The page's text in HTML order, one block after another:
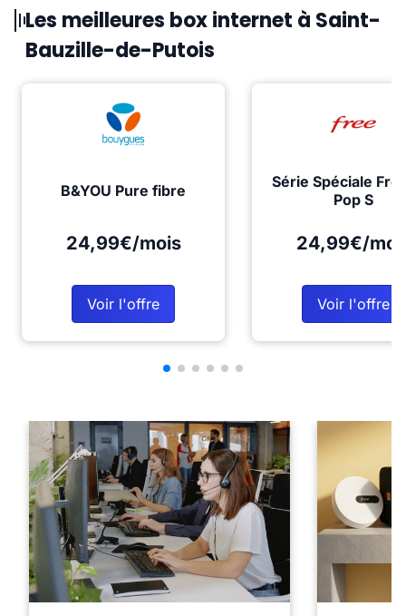
Les meilleures box internet à Saint-
Bauzille-de-Putois
B&YOU Pure fibre
24,99€/mois
Voir l'offre
Série Spéciale
Pop S
24,99€/
Voir l'offre